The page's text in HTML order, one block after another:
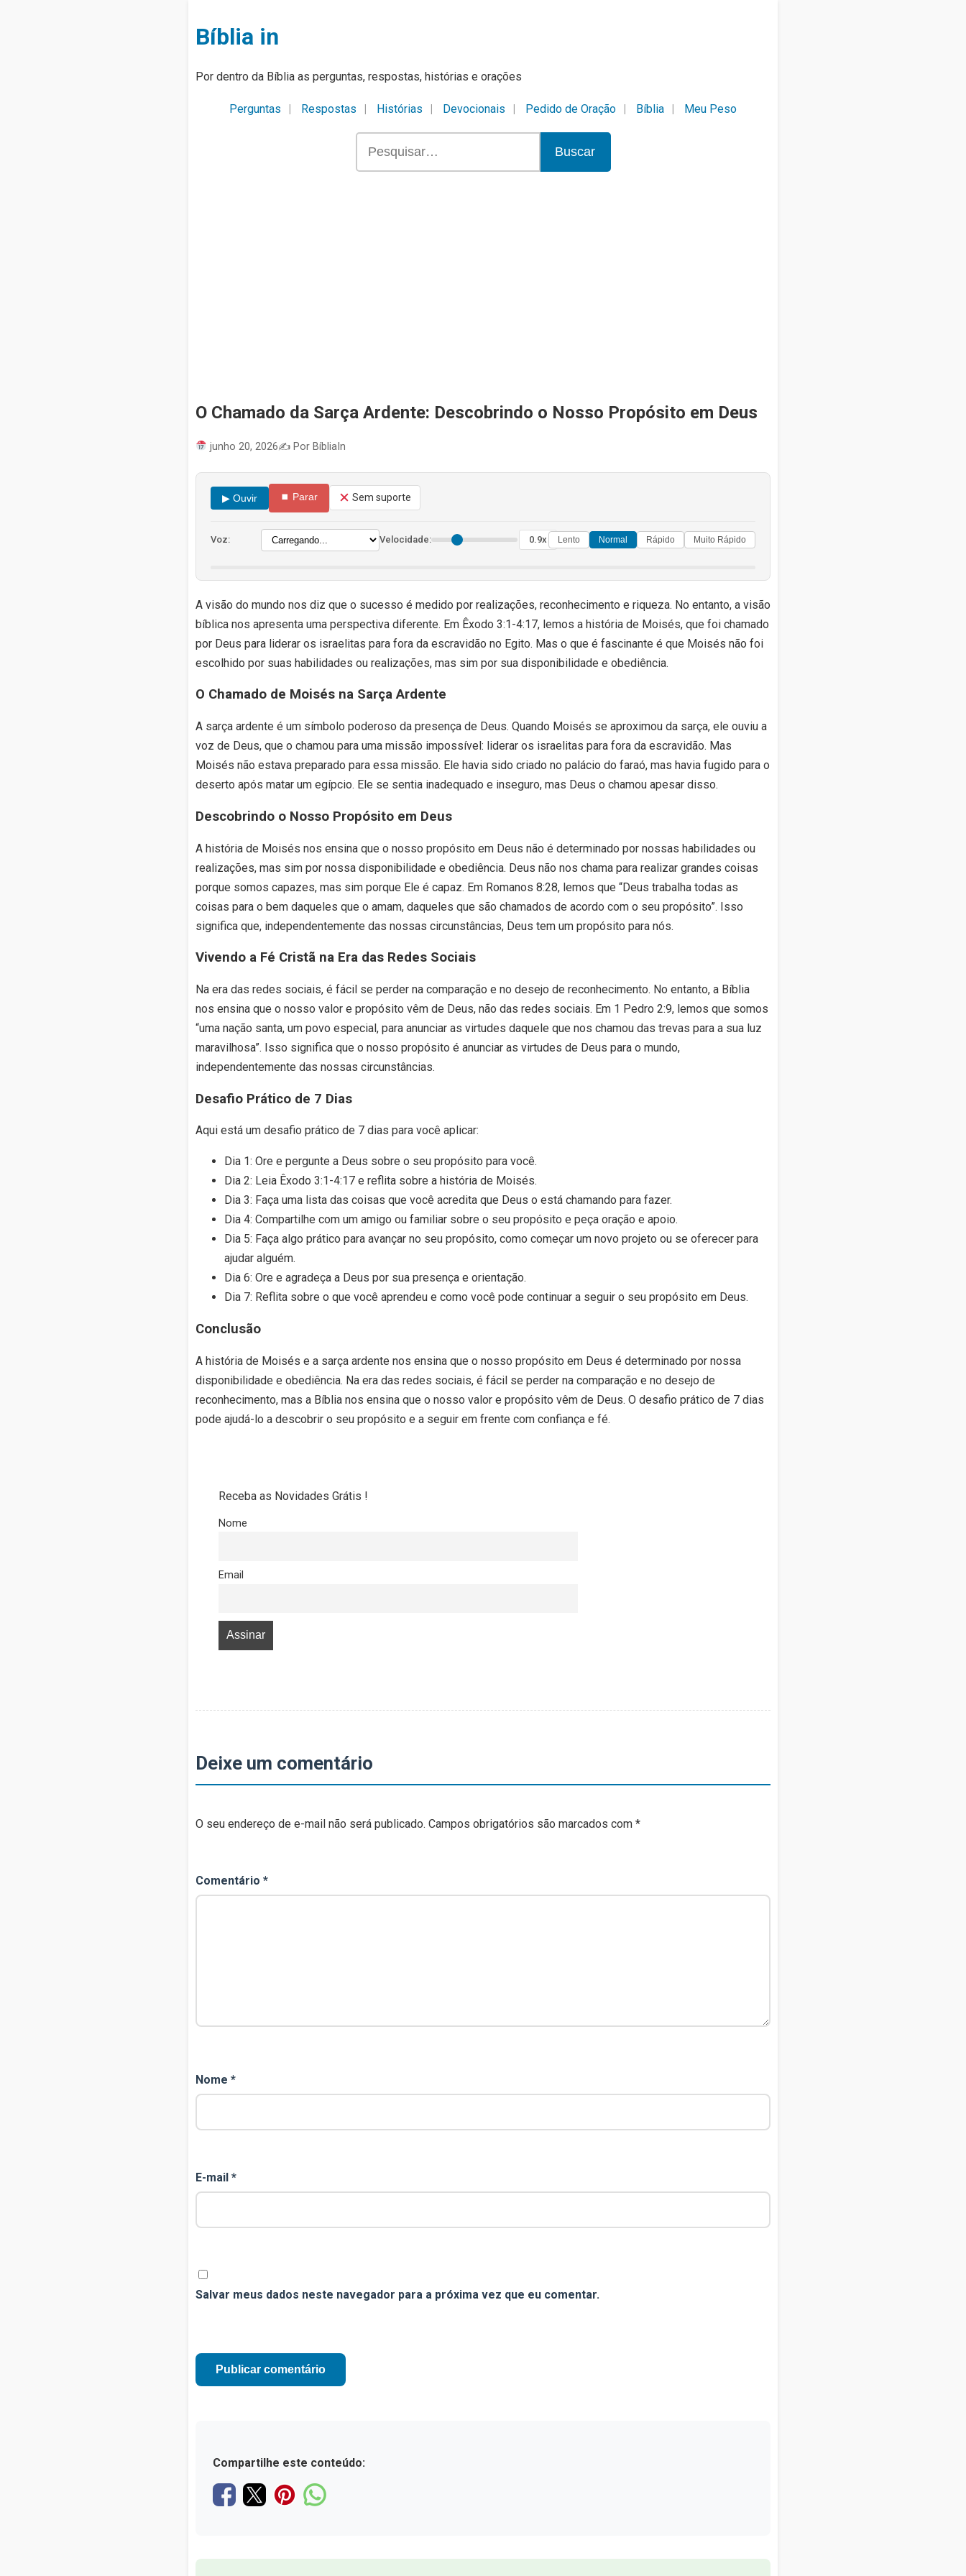
Bíblia in
Por dentro da Bíblia as perguntas, respostas, histórias e orações
Perguntas Respostas Histórias Devocionais Pedido de Oração Bíblia Meu Peso
Buscar
O Chamado da Sarça Ardente: Descobrindo o Nosso Propósito em Deus
junho 20, 2026✍️ Por BíbliaIn
▶ Ouvir ⏹ Parar Sem suporte
Voz: Velocidade: 0.9x Lento Normal Rápido Muito Rápido
A visão do mundo nos diz que o sucesso é medido por realizações, reconhecimento e riqueza. No entanto, a visão
bíblica nos apresenta uma perspectiva diferente. Em Êxodo 3:1-4:17, lemos a história de Moisés, que foi chamado
por Deus para liderar os israelitas para fora da escravidão no Egito. Mas o que é fascinante é que Moisés não foi
escolhido por suas habilidades ou realizações, mas sim por sua disponibilidade e obediência.
O Chamado de Moisés na Sarça Ardente
A sarça ardente é um símbolo poderoso da presença de Deus. Quando Moisés se aproximou da sarça, ele ouviu a
voz de Deus, que o chamou para uma missão impossível: liderar os israelitas para fora da escravidão. Mas
Moisés não estava preparado para essa missão. Ele havia sido criado no palácio do faraó, mas havia fugido para o
deserto após matar um egípcio. Ele se sentia inadequado e inseguro, mas Deus o chamou apesar disso.
Descobrindo o Nosso Propósito em Deus
A história de Moisés nos ensina que o nosso propósito em Deus não é determinado por nossas habilidades ou
realizações, mas sim por nossa disponibilidade e obediência. Deus não nos chama para realizar grandes coisas
porque somos capazes, mas sim porque Ele é capaz. Em Romanos 8:28, lemos que “Deus trabalha todas as
coisas para o bem daqueles que o amam, daqueles que são chamados de acordo com o seu propósito”. Isso
significa que, independentemente das nossas circunstâncias, Deus tem um propósito para nós.
Vivendo a Fé Cristã na Era das Redes Sociais
Na era das redes sociais, é fácil se perder na comparação e no desejo de reconhecimento. No entanto, a Bíblia
nos ensina que o nosso valor e propósito vêm de Deus, não das redes sociais. Em 1 Pedro 2:9, lemos que somos
“uma nação santa, um povo especial, para anunciar as virtudes daquele que nos chamou das trevas para a sua luz
maravilhosa”. Isso significa que o nosso propósito é anunciar as virtudes de Deus para o mundo,
independentemente das nossas circunstâncias.
Desafio Prático de 7 Dias
Aqui está um desafio prático de 7 dias para você aplicar:
Dia 1: Ore e pergunte a Deus sobre o seu propósito para você.
Dia 2: Leia Êxodo 3:1-4:17 e reflita sobre a história de Moisés.
Dia 3: Faça uma lista das coisas que você acredita que Deus o está chamando para fazer.
Dia 4: Compartilhe com um amigo ou familiar sobre o seu propósito e peça oração e apoio.
Dia 5: Faça algo prático para avançar no seu propósito, como começar um novo projeto ou se oferecer para
ajudar alguém.
Dia 6: Ore e agradeça a Deus por sua presença e orientação.
Dia 7: Reflita sobre o que você aprendeu e como você pode continuar a seguir o seu propósito em Deus.
Conclusão
A história de Moisés e a sarça ardente nos ensina que o nosso propósito em Deus é determinado por nossa
disponibilidade e obediência. Na era das redes sociais, é fácil se perder na comparação e no desejo de
reconhecimento, mas a Bíblia nos ensina que o nosso valor e propósito vêm de Deus. O desafio prático de 7 dias
pode ajudá-lo a descobrir o seu propósito e a seguir em frente com confiança e fé.
Receba as Novidades Grátis !
Nome
Email
Deixe um comentário
O seu endereço de e-mail não será publicado. Campos obrigatórios são marcados com *
Comentário *
Nome *
E-mail *
Salvar meus dados neste navegador para a próxima vez que eu comentar.
Compartilhe este conteúdo: